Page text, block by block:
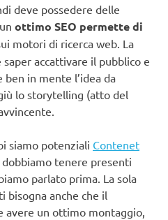
deve possedere delle
ottimo SEO permette di
motori di ricerca web. La
accattivare il pubblico e
ben in mente l’idea da
lo storytelling (atto del
siamo potenziali Contenet
tenere presenti
parlato prima. La sola
bisogna anche che il
avere un ottimo montaggio,